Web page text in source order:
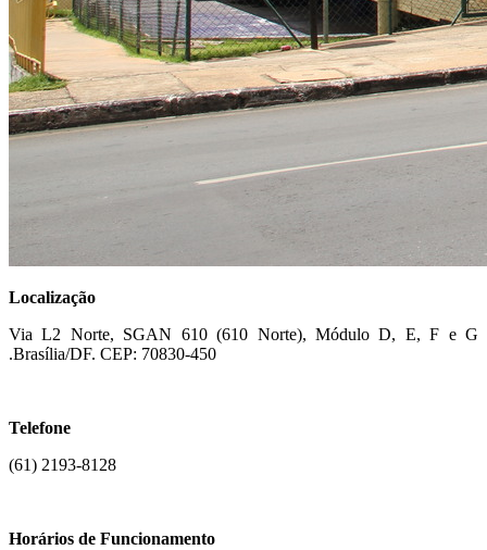
Localização
Via L2 Norte, SGAN 610 (610 Norte), Módulo D, E, F e G
.Brasília/DF. CEP: 70830-450
Telefone
(61) 2193-8128
Horários de Funcionamento